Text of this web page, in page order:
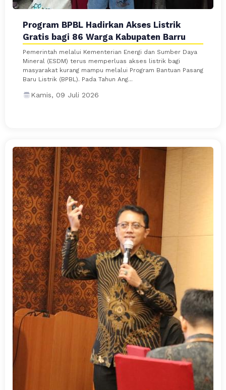
Program BPBL Hadirkan Akses Listrik
Gratis bagi 86 Warga Kabupaten Barru
Pemerintah melalui Kementerian Energi dan Sumber Daya
Mineral (ESDM) terus memperluas akses listrik bagi
masyarakat kurang mampu melalui Program Bantuan Pasang
Baru Listrik (BPBL). Pada Tahun Ang...
Kamis, 09 Juli 2026